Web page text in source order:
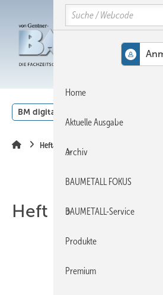
Hauptinhalt
Hauptmenü
SiteSearch
BM digital
Heftarchiv
Heft 04-2022
Search
Home
Aktuelle Ausgabe
Archiv
BAUMETALL FOKUS
BAUMETALL-Service
Produkte
Premium